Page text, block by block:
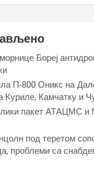
Бореј
П-800 Оникс на
Куриле, Камчатку и
пакет АТАЦМС и
под теретом
проблеми са